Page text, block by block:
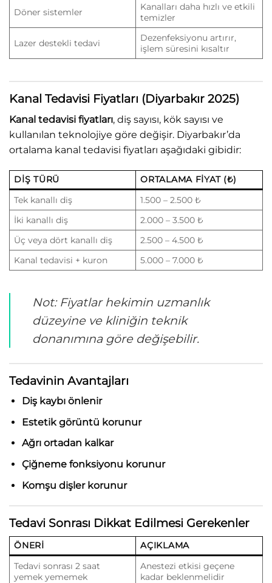
Döner sistemler
Kanalları daha hızlı ve etkili
temizler
Lazer destekli tedavi
Dezenfeksiyonu artırır,
işlem süresini kısaltır
Kanal Tedavisi Fiyatları (Diyarbakır 2025)
Kanal tedavisi fiyatları, diş sayısı, kök sayısı ve
kullanılan teknolojiye göre değişir. Diyarbakır’da
ortalama kanal tedavisi fiyatları aşağıdaki gibidir:
DIŞ TÜRÜ
ORTALAMA FIYAT (₺)
Tek kanallı diş
1.500 – 2.500 ₺
İki kanallı diş
2.000 – 3.500 ₺
Üç veya dört kanallı diş
2.500 – 4.500 ₺
Kanal tedavisi + kuron
5.000 – 7.000 ₺
Not: Fiyatlar hekimin uzmanlık
düzeyine ve kliniğin teknik
donanımına göre değişebilir.
Tedavinin Avantajları
Diş kaybı önlenir
Estetik görüntü korunur
Ağrı ortadan kalkar
Çiğneme fonksiyonu korunur
Komşu dişler korunur
Tedavi Sonrası Dikkat Edilmesi Gerekenler
ÖNERI
AÇIKLAMA
Tedavi sonrası 2 saat
yemek yememek
Anestezi etkisi geçene
kadar beklenmelidir